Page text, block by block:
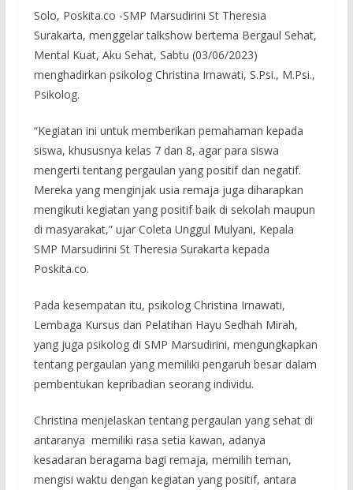
Solo, Poskita.co -SMP Marsudirini St Theresia
Surakarta, menggelar talkshow bertema Bergaul Sehat,
Mental Kuat, Aku Sehat, Sabtu (03/06/2023)
menghadirkan psikolog Christina Irnawati, S.Psi., M.Psi.,
Psikolog.
“Kegiatan ini untuk memberikan pemahaman kepada
siswa, khususnya kelas 7 dan 8, agar para siswa
mengerti tentang pergaulan yang positif dan negatif.
Mereka yang menginjak usia remaja juga diharapkan
mengikuti kegiatan yang positif baik di sekolah maupun
di masyarakat,” ujar Coleta Unggul Mulyani, Kepala
SMP Marsudirini St Theresia Surakarta kepada
Poskita.co.
Pada kesempatan itu, psikolog Christina Irnawati,
Lembaga Kursus dan Pelatihan Hayu Sedhah Mirah,
yang juga psikolog di SMP Marsudirini, mengungkapkan
tentang pergaulan yang memiliki pengaruh besar dalam
pembentukan kepribadian seorang individu.
Christina menjelaskan tentang pergaulan yang sehat di
antaranya memiliki rasa setia kawan, adanya
kesadaran beragama bagi remaja, memilih teman,
mengisi waktu dengan kegiatan yang positif, antara